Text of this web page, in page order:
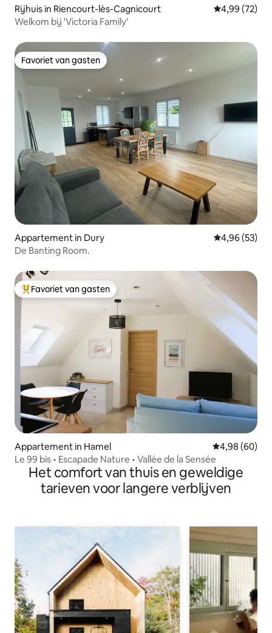
Rijhuis in Riencourt-lès-Cagnicourt Gemiddelde
4,99 (72)
Welkom bij 'Victoria Family'
Favoriet van gasten
Favoriet van gasten
Appartement in Dury Gemiddelde
4,96 (53)
De Banting Room.
Topfavoriet van gasten
Favoriet van gasten
Appartement in Hamel Gemiddelde
4,98 (60)
Le 99 bis • Escapade Nature • Vallée de la Sensée
Het comfort van thuis en geweldige
tarieven voor langere verblijven